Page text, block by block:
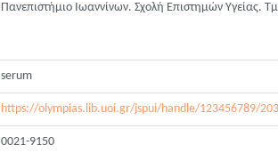
Πανεπιστήμιο Ιωαννίνων. Σχολή Επιστημών Υγείας.
serum
https://olympias.lib.uoi.gr/jspui/handle/123456789/
0021-9150